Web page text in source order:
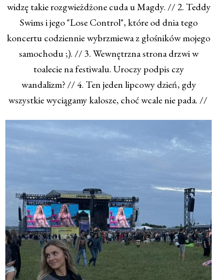
widzę takie rozgwieżdżone cuda u Magdy. // 2. Teddy
Swims i jego "Lose Control", które od dnia tego
koncertu codziennie wybrzmiewa z głośników mojego
samochodu ;). // 3. Wewnętrzna strona drzwi w
toalecie na festiwalu. Uroczy podpis czy
wandalizm? // 4. Ten jeden lipcowy dzień, gdy
wszystkie wyciągamy kalosze, choć wcale nie pada. //